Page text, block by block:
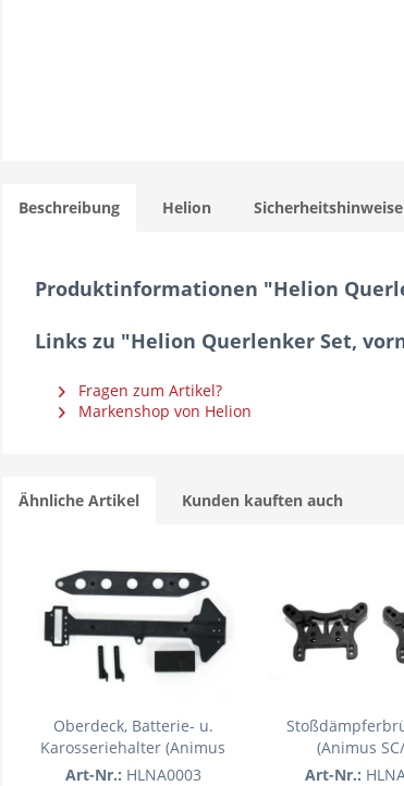
Beschreibung Helion Sicherheitshinweise
Produktinformationen "Helion
Links zu "Helion Querlenker Set,
Fragen zum Artikel?
Markenshop von Helion
Ähnliche Artikel Kunden kauften auch
Oberdeck, Batterie- u.
Karosseriehalter (Animus
SC/TR)
Art-Nr.: HLNA0003
(Animus
Art-Nr.: